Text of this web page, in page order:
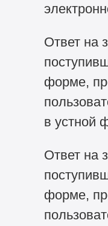
Ответ на
форме,
в устной
Ответ на
форме,